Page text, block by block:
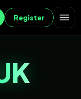
Register